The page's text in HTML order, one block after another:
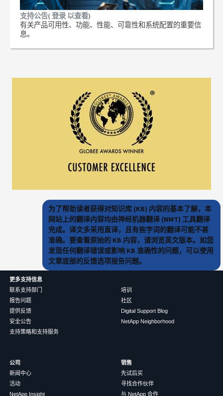
支持公告( 登录 以查看)
有关产品可用性、功能、性能、可靠性和系统配置的重要信
息。
为了帮助读者获得对知识库 (KB) 内容的基本了解，本
网站上的翻译内容均由神经机器翻译 (NMT) 工具翻译
完成。译文多采用直译，且有些字词的翻译可能不甚
准确。要查看原始的 KB 内容，请浏览英文版本。如您
发现任何翻译错误或影响 KB 准确性的问题，可以使用
文章底部的反馈选项报告问题。
更多支持信息
联系支持部门
报告问题
提供反馈
安全公告
支持策略和支持服务
培训
社区
Digital Support Blog
NetApp Neighborhood
公司
新闻中心
活动
NetApp Insight
销售
先试后买
寻找合作伙伴
与 NetApp 合作